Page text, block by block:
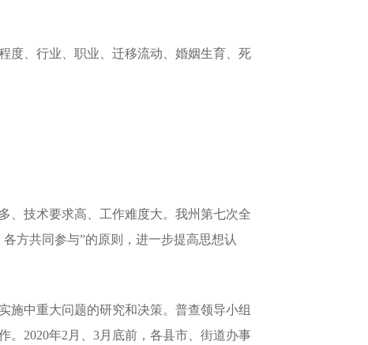
、行业、职业、迁移流动、婚姻生育、死
技术要求高、工作难度大。我州第七次全
方共同参与”的原则，进一步提高思想认
中重大问题的研究和决策。普查领导小组
。2020年2月、3月底前，各县市、街道办事